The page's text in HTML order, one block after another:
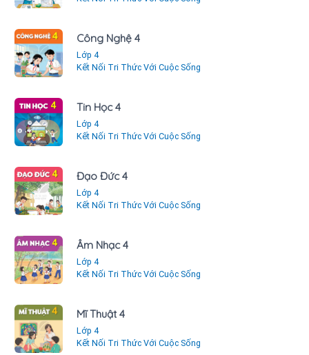
Công Nghệ 4
Lớp 4
Kết Nối Tri Thức Với Cuộc Sống
Tin Học 4
Lớp 4
Kết Nối Tri Thức Với Cuộc Sống
Đạo Đức 4
Lớp 4
Kết Nối Tri Thức Với Cuộc Sống
Âm Nhạc 4
Lớp 4
Kết Nối Tri Thức Với Cuộc Sống
Mĩ Thuật 4
Lớp 4
Kết Nối Tri Thức Với Cuộc Sống